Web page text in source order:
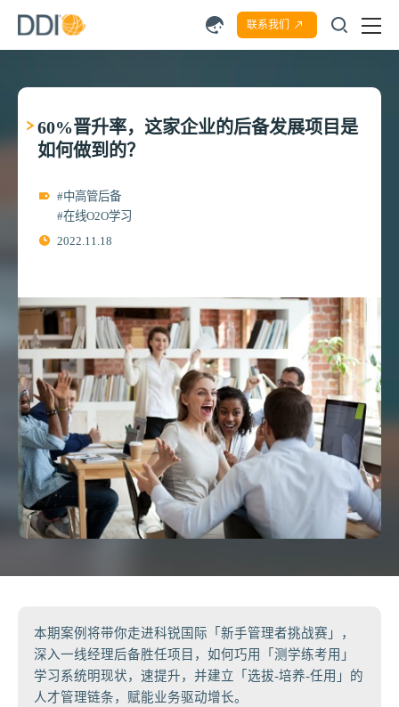
联系我们
60%晋升率，这家企业的后备发展项目是
如何做到的？
#中高管后备
#在线O2O学习
2022.11.18
本期案例将带你走进科锐国际「新手管理者挑战赛」，
深入一线经理后备胜任项目，如何巧用「测学练考用」
学习系统明现状，速提升，并建立「选拔-培养-任用」的
人才管理链条，赋能业务驱动增长。